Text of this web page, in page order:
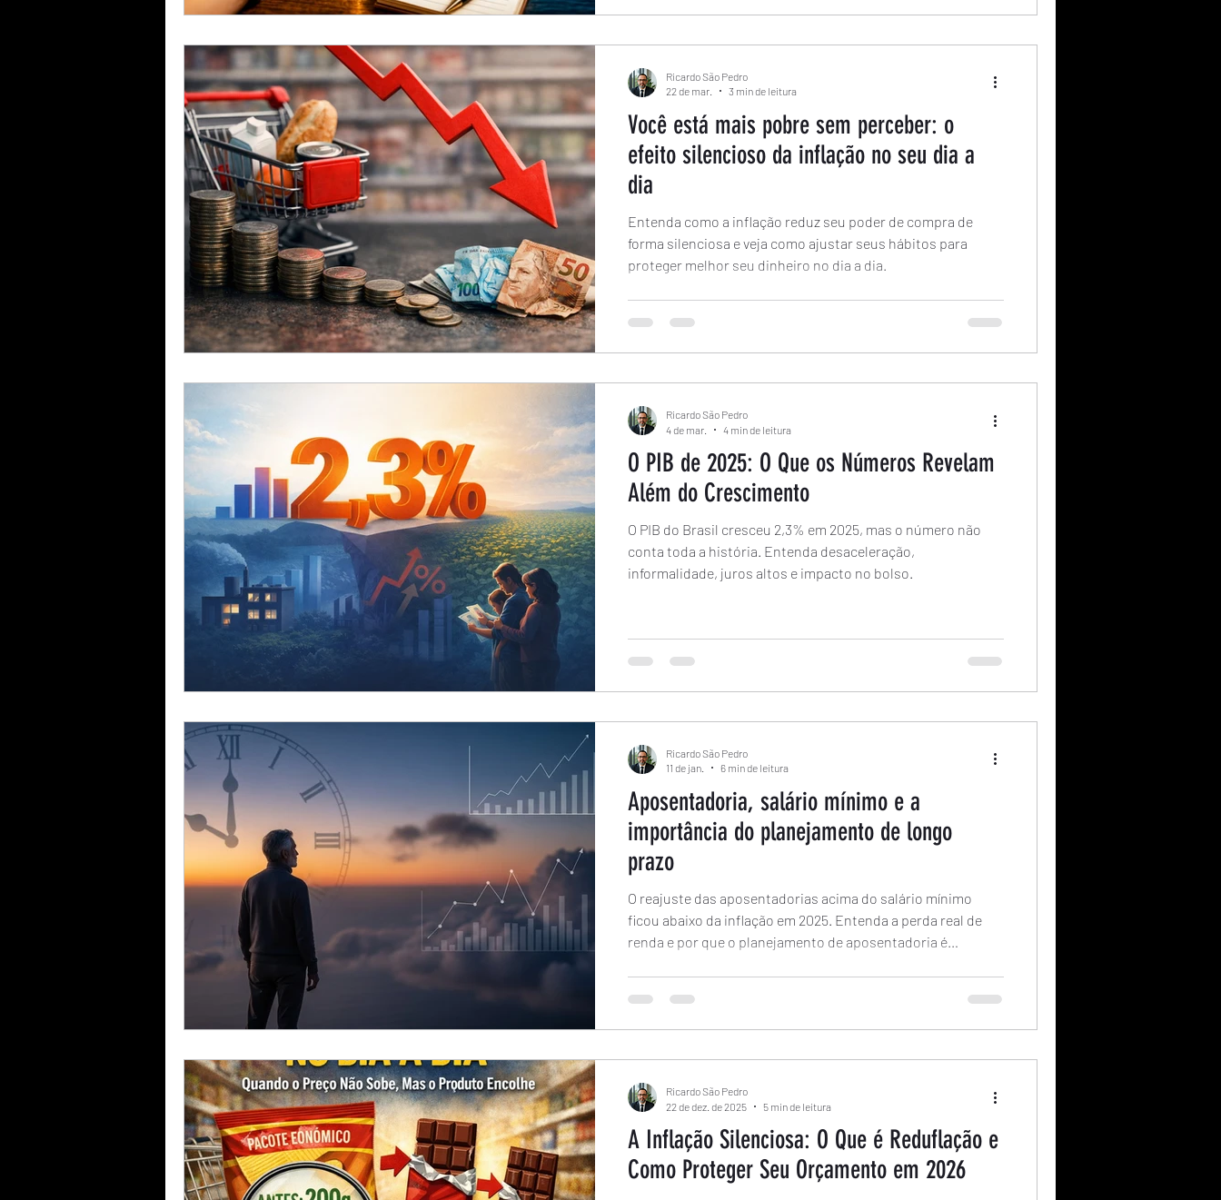
Você está mais pobre sem perceber: o
efeito silencioso da inflação no seu dia a
dia
Entenda como a inflação reduz seu poder de compra de
forma silenciosa e veja como ajustar seus hábitos para
proteger melhor seu dinheiro no dia a dia.
Ricardo São Pedro
22 de mar.
3 min de leitura
O PIB de 2025: O Que os Números Revelam
Além do Crescimento
O PIB do Brasil cresceu 2,3% em 2025, mas o número não
conta toda a história. Entenda desaceleração,
informalidade, juros altos e impacto no bolso.
Ricardo São Pedro
4 de mar.
4 min de leitura
Aposentadoria, salário mínimo e a
importância do planejamento de longo
prazo
O reajuste das aposentadorias acima do salário mínimo
ficou abaixo da inflação em 2025. Entenda a perda real de
renda e por que o planejamento de aposentadoria é
Ricardo São Pedro
11 de jan.
6 min de leitura
A Inflação Silenciosa: O Que é Reduflação e
Como Proteger Seu Orçamento em 2026
Ricardo São Pedro
22 de dez. de 2025
5 min de leitura